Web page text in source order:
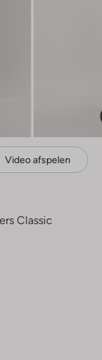
Video afspelen
Classic